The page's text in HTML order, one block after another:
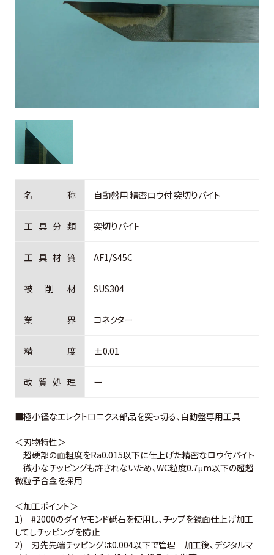
（平日：9:00 ~ 17:00)
名 称 自動盤用 精密ロウ付 突切りバイト
工 具 分 類 突切りバイト
工 具 材 質 AF1/S45C
被 削 材 SUS304
業 界 コネクター
精 度 ±0.01
改 質 処 理 ー
■極小径なエレクトロニクス部品を突っ切る、自動盤専用工具
＜刃物特性＞
超硬部の面粗度をRa0.015以下に仕上げた精密なロウ付バイト
微小なチッピングも許されないため、WC粒度0.7μm以下の超超
微粒子合金を採用
＜加工ポイント＞
1) #2000のダイヤモンド砥石を使用し、チップを鏡面仕上げ加工
してしチッピングを防止
2) 刃先先端チッピングは0.004以下で管理 加工後、デジタルマ